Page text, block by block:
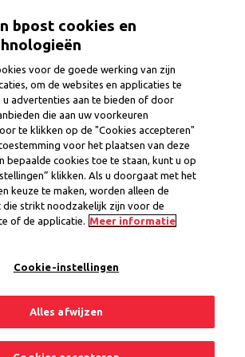
bpost cookies en
voor de goede werking van zijn
om de websites en applicaties te
u advertenties aan te bieden of door
die aan uw voorkeuren
te klikken op de "Cookies accepteren"
voor het plaatsen van deze
bepaalde cookies toe te staan, kunt u op
klikken. Als u doorgaat met het
keuze te maken, worden alleen de
die strikt noodzakelijk zijn voor de
of de applicatie. Meer informatie
Cookie-instellingen
Alles afwijzen